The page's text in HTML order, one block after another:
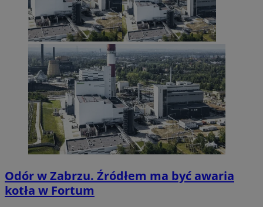
Odór w Zabrzu. Źródłem ma być awaria
kotła w Fortum